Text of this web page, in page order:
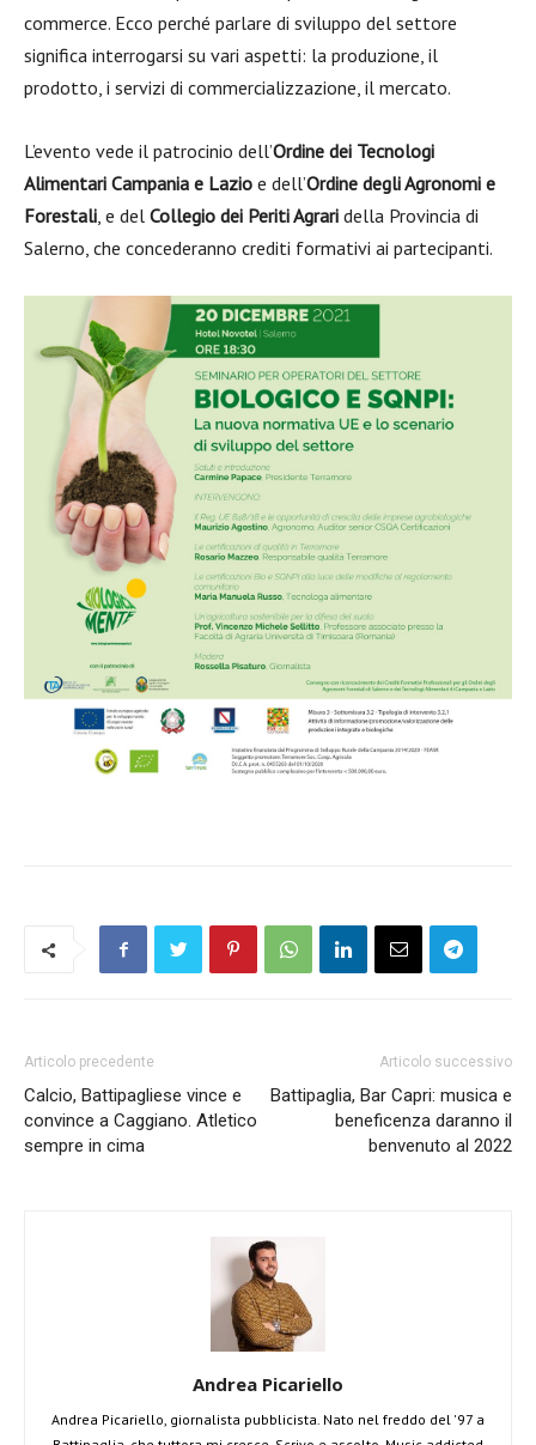
commerce. Ecco perché parlare di sviluppo del settore
significa interrogarsi su vari aspetti: la produzione, il
prodotto, i servizi di commercializzazione, il mercato.
L’evento vede il patrocinio dell’Ordine dei Tecnologi
Alimentari Campania e Lazio e dell’Ordine degli Agronomi e
Forestali, e del Collegio dei Periti Agrari della Provincia di
Salerno, che concederanno crediti formativi ai partecipanti.
Articolo precedente
Calcio, Battipagliese vince e
convince a Caggiano. Atletico
sempre in cima
Articolo successivo
Battipaglia, Bar Capri: musica e
beneficenza daranno il
benvenuto al 2022
Andrea Picariello
Andrea Picariello, giornalista pubblicista. Nato nel freddo del '97 a